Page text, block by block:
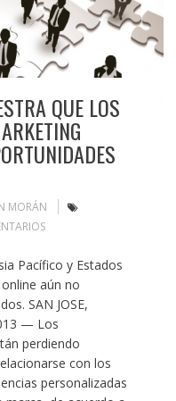
QUE LOS
MORÁN
Pacífico y Estados
aún no
SAN JOSE,
— Los
perdiendo
con los
personalizadas